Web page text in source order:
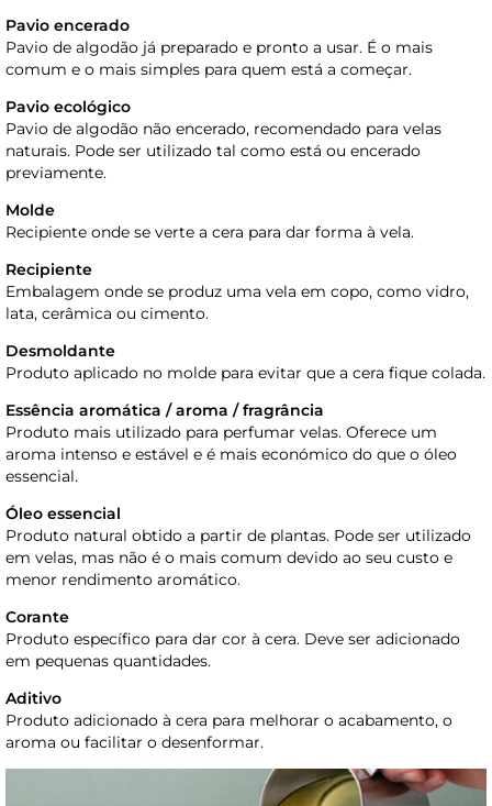
Pavio encerado
Pavio de algodão já preparado e pronto a usar. É o mais
comum e o mais simples para quem está a começar.
Pavio ecológico
Pavio de algodão não encerado, recomendado para velas
naturais. Pode ser utilizado tal como está ou encerado
previamente.
Molde
Recipiente onde se verte a cera para dar forma à vela.
Recipiente
Embalagem onde se produz uma vela em copo, como vidro,
lata, cerâmica ou cimento.
Desmoldante
Produto aplicado no molde para evitar que a cera fique colada.
Essência aromática / aroma / fragrância
Produto mais utilizado para perfumar velas. Oferece um
aroma intenso e estável e é mais económico do que o óleo
essencial.
Óleo essencial
Produto natural obtido a partir de plantas. Pode ser utilizado
em velas, mas não é o mais comum devido ao seu custo e
menor rendimento aromático.
Corante
Produto específico para dar cor à cera. Deve ser adicionado
em pequenas quantidades.
Aditivo
Produto adicionado à cera para melhorar o acabamento, o
aroma ou facilitar o desenformar.